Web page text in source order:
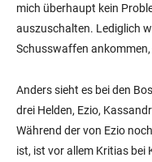
mich überhaupt kein
auszuschalten. Lediglich
Schusswaffen
Anders sieht es bei den
drei Helden, Ezio,
Während der von Ezio
ist, ist vor allem Kritias bei